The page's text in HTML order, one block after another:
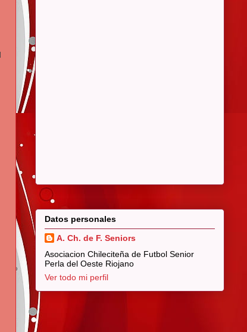
Datos personales
A. Ch. de F. Seniors
Asociacion Chileciteña de Futbol Senior
Perla del Oeste Riojano
Ver todo mi perfil